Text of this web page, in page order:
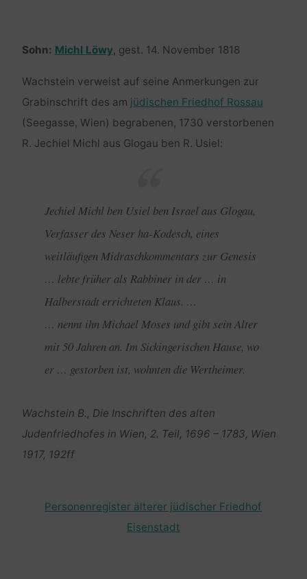
Sohn: Michl Löwy, gest. 14. November 1818
Wachstein verweist auf seine Anmerkungen zur
Grabinschrift des am jüdischen Friedhof Rossau
(Seegasse, Wien) begrabenen, 1730 verstorbenen
R. Jechiel Michl aus Glogau ben R. Usiel:
Jechiel Michl ben Usiel ben Israel aus Glogau,
Verfasser des Neser ha-Kodesch, eines
weitläufigen Midraschkommentars zur Genesis
… lebte früher als Rabbiner in der … in
Halberstadt errichteten Klaus. …
… nennt ihn Michael Moses und gibt sein Alter
mit 50 Jahren an. Im Sickingerischen Hause, wo
er … gestorben ist, wohnten die Wertheimer.
Wachstein B., Die Inschriften des alten
Judenfriedhofes in Wien, 2. Teil, 1696 – 1783, Wien
1917, 192ff
Personenregister älterer jüdischer Friedhof
Eisenstadt